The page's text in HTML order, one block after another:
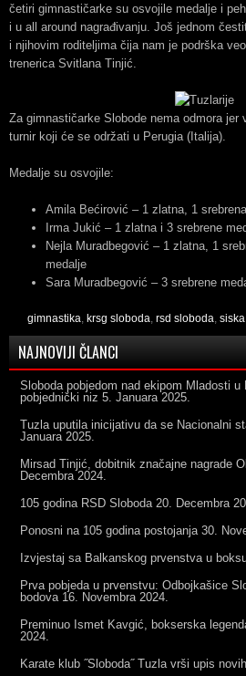
četiri gimnastičarke su osvojile medalje i
i u all around nagrađivanju. Još jednom
i njihovim roditeljima čija nam je podrška
trenerica Svitlana Tinjić.
Za gimnastičarke Slobode nema odmora jer
turnir koji će se održati u Perugia (Italija).
Medalje su osvojile:
Amila Bećirović – 1 zlatna, 1
Irma Jukić – 1 zlatna i 3 srebrene
Nejla Muradbegović – 1 zlatna, 1
medalje
Sara Muradbegović – 3 srebrene
gimnastika, krsg sloboda, rsd sloboda,
NAJNOVIJI ČLANCI
Sloboda pobjedom nad ekipom Mladosti
pobjednički niz 5. Januara 2025.
Tuzla uputila inicijativu da se Nacionalni
Januara 2025.
Mirsad Tinjić, dobitnik značajne nagrade
Decembra 2024.
105 godina RSD Sloboda 20. Decembra
Ponosni na 105 godina postojanja 30.
Izvjestaj sa Balkanskog prvenstva u
Prva pobjeda u prvenstvu: Odbojkašice
bodova 16. Novembra 2024.
Preminuo Ismet Kavgić, bokserska
2024.
Karate klub ˝Sloboda˝ Tuzla vrši upis